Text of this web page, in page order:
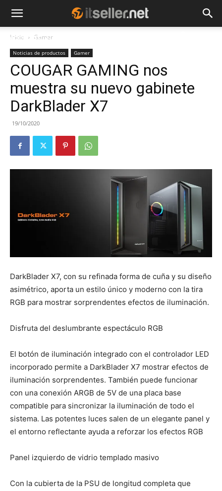
NOTICIAS
Inicio Gamer
Noticias de productos Gamer
COUGAR GAMING nos
muestra su nuevo gabinete
DarkBlader X7
19/10/2020
DarkBlader X7, con su refinada forma de cuña y su diseño
asimétrico, aporta un estilo único y moderno con la tira
RGB para mostrar sorprendentes efectos de iluminación.
Disfruta del deslumbrante espectáculo RGB
El botón de iluminación integrado con el controlador LED
incorporado permite a DarkBlader X7 mostrar efectos de
iluminación sorprendentes. También puede funcionar
con una conexión ARGB de 5V de una placa base
compatible para sincronizar la iluminación de todo el
sistema. Las potentes luces salen de un elegante panel y
el entorno reflectante ayuda a reforzar los efectos RGB
Panel izquierdo de vidrio templado masivo
Con la cubierta de la PSU de longitud completa que